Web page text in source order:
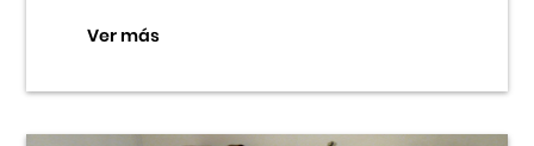
Ver más